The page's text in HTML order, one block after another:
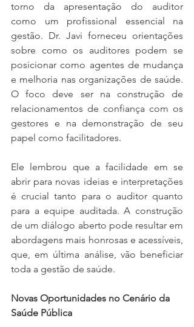
torno da apresentação do auditor
como um profissional essencial na
gestão. Dr. Javi forneceu orientações
sobre como os auditores podem se
posicionar como agentes de mudança
e melhoria nas organizações de saúde.
O foco deve ser na construção de
relacionamentos de confiança com os
gestores e na demonstração de seu
papel como facilitadores.
Ele lembrou que a facilidade em se
abrir para novas ideias e interpretações
é crucial tanto para o auditor quanto
para a equipe auditada. A construção
de um diálogo aberto pode resultar em
abordagens mais honrosas e acessíveis,
que, em última análise, vão beneficiar
toda a gestão de saúde.
Novas Oportunidades no Cenário da
Saúde Pública